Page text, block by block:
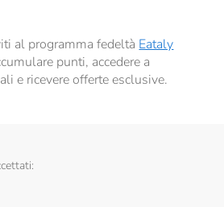
al programma fedeltà Eataly
punti, accedere a
e ricevere offerte esclusive.